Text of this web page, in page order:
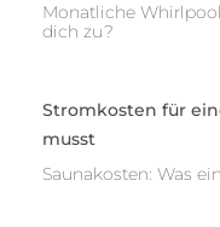
Monatliche
dich zu?
Stromkosten für
musst
Saunakosten: Was